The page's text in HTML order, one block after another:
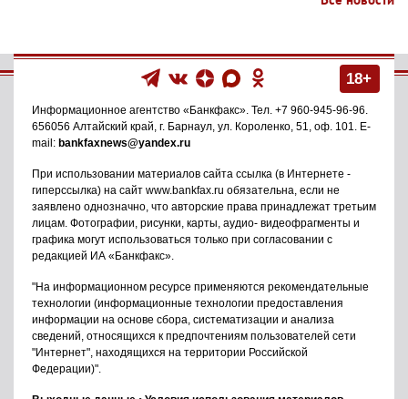
18+
Информационное агентство «Банкфакс». Тел. +7 960-945-96-96.
656056 Алтайский край, г. Барнаул, ул. Короленко, 51, оф. 101. E-
mail: bankfaxnews@yandex.ru
При использовании материалов сайта ссылка (в Интернете -
гиперссылка) на сайт www.bankfax.ru обязательна, если не
заявлено однозначно, что авторские права принадлежат третьим
лицам. Фотографии, рисунки, карты, аудио- видеофрагменты и
графика могут использоваться только при согласовании с
редакцией ИА «Банкфакс».
"На информационном ресурсе применяются рекомендательные
технологии (информационные технологии предоставления
информации на основе сбора, систематизации и анализа
сведений, относящихся к предпочтениям пользователей сети
"Интернет", находящихся на территории Российской
Федерации)".